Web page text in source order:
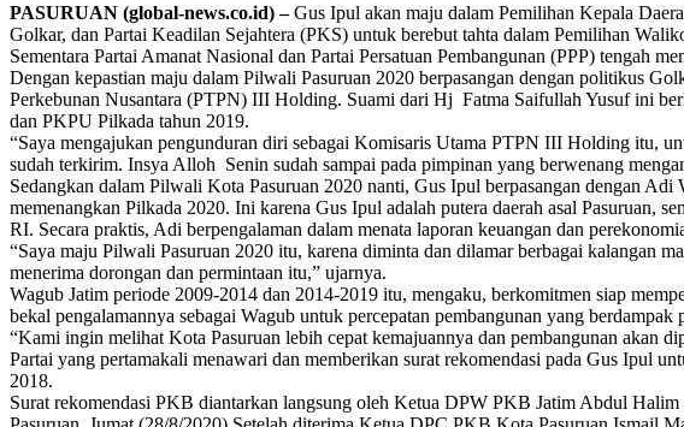
PASURUAN (global-news.co.id) –Gus Ipul akan maju dalam Pemilihan Kepala
Golkar, dan Partai Keadilan Sejahtera (PKS) untuk berebut tahta dalam Pemilihan
Sementara Partai Amanat Nasional dan Partai Persatuan Pembangunan (PPP) tengah
Dengan kepastian maju dalam Pilwali Pasuruan 2020 berpasangan dengan politikus
Perkebunan Nusantara (PTPN) III Holding. Suami dari Hj Fatma Saifullah Yusuf ini
dan PKPU Pilkada tahun 2019.
“Saya mengajukan pengunduran diri sebagai Komisaris Utama PTPN III Holding itu,
sudah terkirim. Insya Alloh Senin sudah sampai pada pimpinan yang berwenang
Sedangkan dalam Pilwali Kota Pasuruan 2020 nanti, Gus Ipul berpasangan dengan
memenangkan Pilkada 2020. Ini karena Gus Ipul adalah putera daerah asal
RI. Secara praktis, Adi berpengalaman dalam menata laporan keuangan dan
“Saya maju Pilwali Pasuruan 2020 itu, karena diminta dan dilamar berbagai kalangan
menerima dorongan dan permintaan itu,” ujarnya.
Wagub Jatim periode 2009-2014 dan 2014-2019 itu, mengaku, berkomitmen siap
bekal pengalamannya sebagai Wagub untuk percepatan pembangunan yang berdampak
“Kami ingin melihat Kota Pasuruan lebih cepat kemajuannya dan pembangunan akan
Partai yang pertamakali menawari dan memberikan surat rekomendasi pada Gus Ipul
2018.
Surat rekomendasi PKB diantarkan langsung oleh Ketua DPW PKB Jatim Abdul